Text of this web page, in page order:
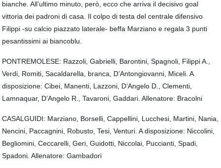
bianche. All’ultimo minuto, però, ecco che arriva il decisivo goal
vittoria dei padroni di casa. Il colpo di testa del centrale difensivo
Filippi -su calcio piazzato laterale- beffa Marziano e regala 3 punti
pesantissimi ai biancoblu.
PONTREMOLESE: Razzoli, Gabrielli, Barontini, Spagnoli, Filippi A.,
Verdi, Romiti, Sacaldarella, branca, D’Antongiovanni, Miceli. A
disposizione: Cibei, Manenti, Lazzoni, D’Angelo D., Clementi,
Lamnaquar, D’Angelo R., Tavaroni, Gaddari. Allenatore: Bracolni
CASALGUIDI: Marziano, Borselli, Cappellini, Lucchesi, Martini, Nania,
Nencini, Paccagnini, Robusto, Tesi, Venturi. A disposizione: Niccolini,
Begliomini, Ceccarelli, Geri, Guidotti, Niccolai, Puccianti, Spadi,
Spadoni. Allenatore: Gambadori